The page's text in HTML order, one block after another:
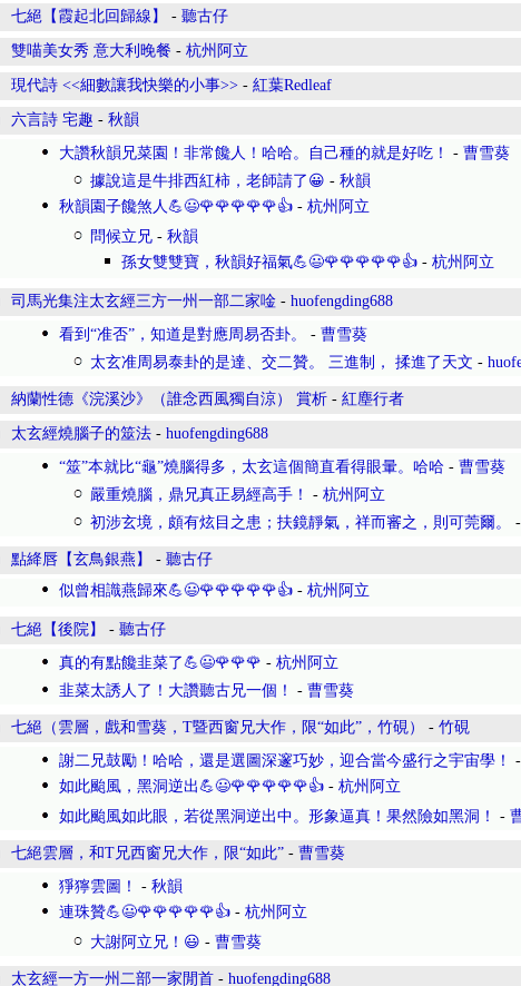
七絕【霞起北回歸線】 - 聽古仔
雙喵美女秀 意大利晚餐 - 杭州阿立
現代詩 <<細數讓我快樂的小事>> - 紅葉Redleaf
六言詩 宅趣 - 秋韻
大讚秋韻兄菜園！非常饞人！哈哈。自己種的就是好吃！ - 曹雪葵
據說這是牛排西紅柿，老師請了😀 - 秋韻
秋韻園子饞煞人💪😃🌹🌹🌹🌹🌹👍 - 杭州阿立
問候立兄 - 秋韻
孫女雙雙寶，秋韻好福氣💪😃🌹🌹🌹🌹🌹👍 - 杭州阿立
司馬光集注太玄經三方一州一部二家唫 - huofengding688
看到“准否”，知道是對應周易否卦。 - 曹雪葵
太玄准周易泰卦的是達、交二贊。 三進制， 揉進了天文 -
納蘭性德《浣溪沙》（誰念西風獨自涼） 賞析 - 紅塵行者
太玄經燒腦子的筮法 - huofengding688
“筮”本就比“龜”燒腦得多，太玄這個簡直看得眼暈。哈哈 - 曹雪葵
嚴重燒腦，鼎兄真正易經高手！ - 杭州阿立
初涉玄境，頗有炫目之患；扶鏡靜氣，祥而審之，則可莞爾。 -
點絳唇【玄鳥銀燕】 - 聽古仔
似曾相識燕歸來💪😃🌹🌹🌹🌹🌹👍 - 杭州阿立
七絕【後院】 - 聽古仔
真的有點饞韭菜了💪😃🌹🌹🌹 - 杭州阿立
韭菜太誘人了！大讚聽古兄一個！ - 曹雪葵
七絕（雲層，戲和雪葵，T暨西窗兄大作，限“如此”，竹硯） - 竹硯
謝二兄鼓勵！哈哈，還是選圖深邃巧妙，迎合當今盛行之宇宙學！ -
如此颱風，黑洞逆出💪😃🌹🌹🌹🌹🌹👍 - 杭州阿立
如此颱風如此眼，若從黑洞逆出中。形象逼真！果然險如黑洞！ -
七絕雲層，和T兄西窗兄大作，限“如此” - 曹雪葵
猙獰雲圖！ - 秋韻
連珠贊💪😃🌹🌹🌹🌹🌹👍 - 杭州阿立
大謝阿立兄！😃 - 曹雪葵
太玄經一方一州二部一家閒首 - huofengding688